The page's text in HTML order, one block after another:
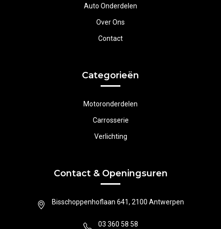
Auto Onderdelen
Over Ons
Contact
Categorieën
Motoronderdelen
Carrosserie
Verlichting
Contact & Openingsuren
Bisschoppenhoflaan 641, 2100 Antwerpen
03 360 58 58